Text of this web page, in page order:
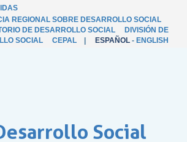
REGIONAL SOBRE DESARROLLO SOCIAL
DE DESARROLLO SOCIAL
DIVISIÓN DE
SOCIAL
CEPAL ESPAÑOL - ENGLISH
Social